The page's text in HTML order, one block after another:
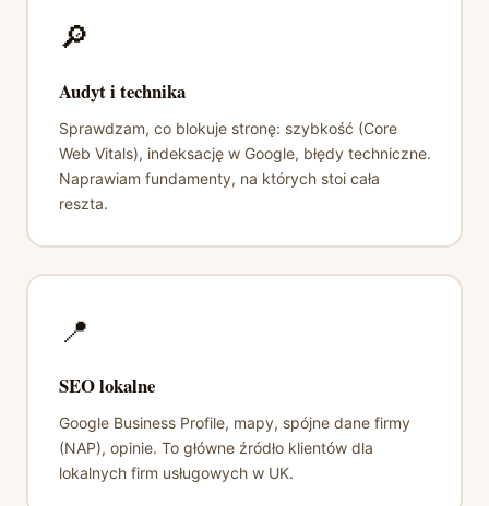
🔎
Audyt i technika
Sprawdzam, co blokuje stronę: szybkość (Core
Web Vitals), indeksację w Google, błędy techniczne.
Naprawiam fundamenty, na których stoi cała
reszta.
📍
SEO lokalne
Google Business Profile, mapy, spójne dane firmy
(NAP), opinie. To główne źródło klientów dla
lokalnych firm usługowych w UK.